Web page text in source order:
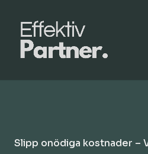
Slipp onödiga kostnader –